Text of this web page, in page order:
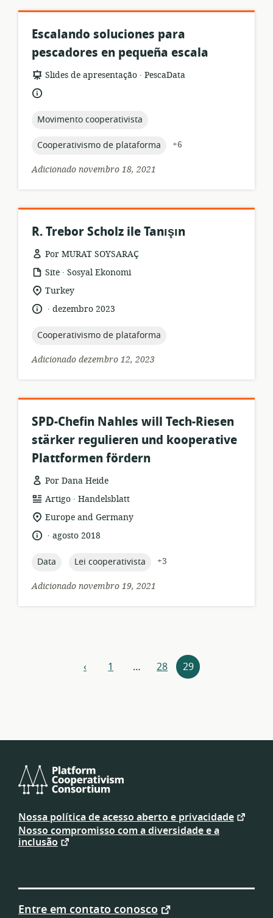
Escalando soluciones para
pescadores en pequeña escala
formato
Slides de apresentação .
Editor:PescaData
idioma:
topic:
Movimento cooperativista
topic:
Cooperativismo de plataforma
+6
Adicionado novembro 18, 2021
R. Trebor Scholz ile Tanışın
Por MURAT SOYSARAÇ
formato
de
recurso:
Site .
Editor:Sosyal Ekonomi
local
relevância:
Turkey
idioma:
.
data
publicação:
dezembro 2023
topic:
Cooperativismo de plataforma
Adicionado dezembro 12, 2023
SPD-Chefin Nahles will Tech-Riesen
stärker regulieren und kooperative
Plattformen fördern
Por Dana Heide
formato
de
recurso:
Artigo .
Editor:Handelsblatt
local
relevância:
Europe and Germany
idioma:
.
data
publicação:
agosto 2018
topic:
Data topic:
Lei cooperativista
+3
Adicionado novembro 19, 2021
Navegação
‹anterior
1 … 28 29
Platform
Cooperativism
Consortium
Nossa política de acesso aberto e privacidade
Nosso compromisso com a diversidade e a
inclusão
Entre em contato conosco